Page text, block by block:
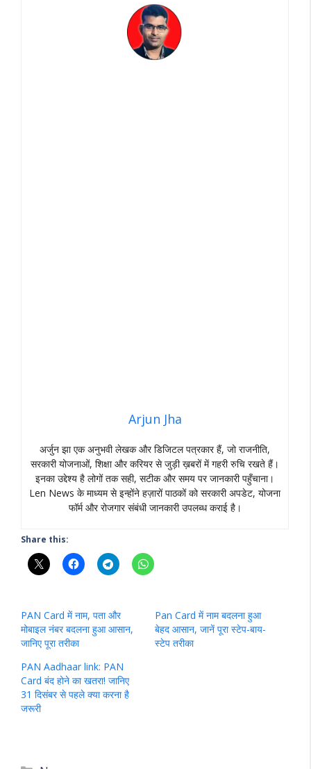
Arjun Jha
अर्जुन झा एक अनुभवी लेखक और डिजिटल पत्रकार हैं, जो राजनीति,
सरकारी योजनाओं, शिक्षा और करियर से जुड़ी ख़बरों में गहरी रुचि रखते हैं।
इनका उद्देश्य है लोगों तक सही, सटीक और समय पर जानकारी पहुँचाना।
Len News के माध्यम से इन्होंने हज़ारों पाठकों को सरकारी अपडेट, योजना
फॉर्म और रोजगार संबंधी जानकारी उपलब्ध कराई है।
Share this:
PAN Card में नाम, पता और
मोबाइल नंबर बदलना हुआ आसान,
जानिए पूरा तरीका
Pan Card में नाम बदलना हुआ
बेहद आसान, जानें पूरा स्टेप-बाय-
स्टेप तरीका
PAN Aadhaar link: PAN
Card बंद होने का खतरा! जानिए
31 दिसंबर से पहले क्या करना है
जरूरी